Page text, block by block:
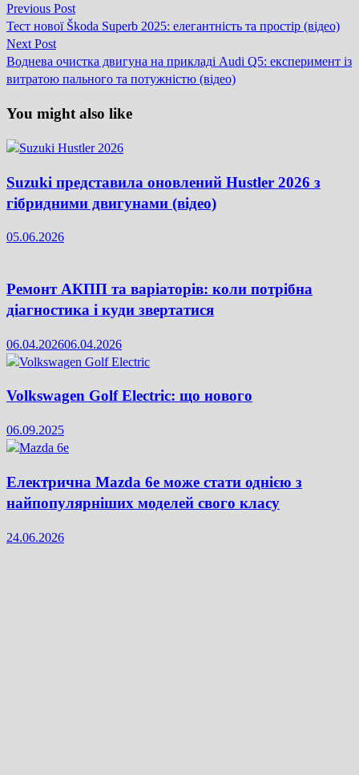
Навігація
записів
Previous PostPrevious
post:
Тест нової Škoda Superb 2025: елегантність та простір (відео)
Next PostNext
post:
Воднева очистка двигуна на прикладі Audi Q5: експеримент із
витратою пального та потужністю (відео)
You might also like
Suzuki представила оновлений Hustler 2026 з
гібридними двигунами (відео)
05.06.2026
Ремонт АКПП та варіаторів: коли потрібна
діагностика і куди звертатися
06.04.202606.04.2026
Volkswagen Golf Electric: що нового
06.09.2025
Електрична Mazda 6e може стати однією з
найпопулярніших моделей свого класу
24.06.2026